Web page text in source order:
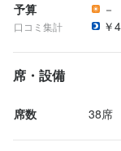
予算
口コミ集計
－
￥
席・設備
席数 38席